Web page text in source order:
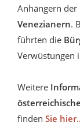
Anhängern der
Venezianern.
führten die
Verwüstungen
Weitere
finden Sie